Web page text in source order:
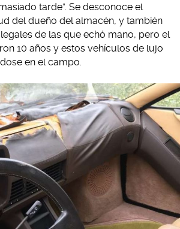
tarde”. Se desconoce el
del dueño del almacén, y también
de las que echó mano, pero el
10 años y estos vehículos de lujo
en el campo.